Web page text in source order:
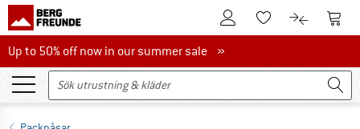
Till kundkontotTill minneslistan.
Till Till
Up to 50% off now in our summer sale
Up to 50% off now in our summer sale »